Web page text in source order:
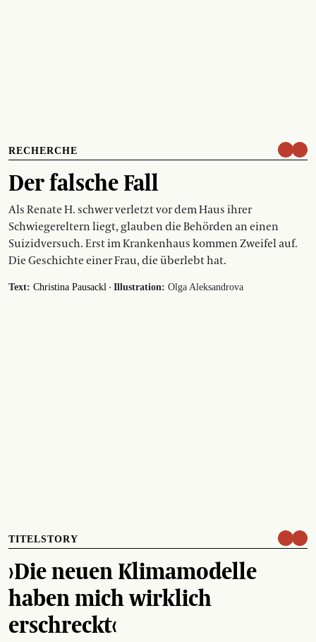
RECHERCHE
Der falsche Fall
Als Renate H. schwer verletzt vor dem Haus ihrer
Schwiegereltern liegt, glauben die Behörden an einen
Suizidversuch. Erst im Krankenhaus kommen Zweifel auf.
Die Geschichte einer Frau, die überlebt hat.
Text: Christina Pausackl · Illustration: Olga Aleksandrova
TITELSTORY
›Die neuen Klimamodelle
haben mich wirklich
erschreckt‹